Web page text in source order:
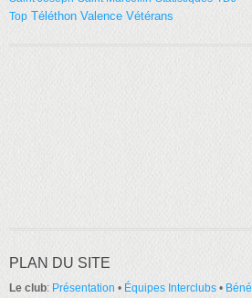
Top Téléthon Valence Vétérans
PLAN DU SITE
Le club: Présentation • Équipes Interclubs •